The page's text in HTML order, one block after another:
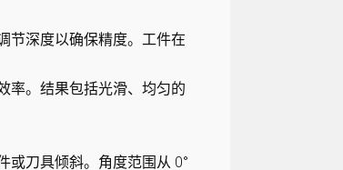
节深度以确保精度。工件在
率。结果包括光滑、均匀的
或刀具倾斜。角度范围从 0°